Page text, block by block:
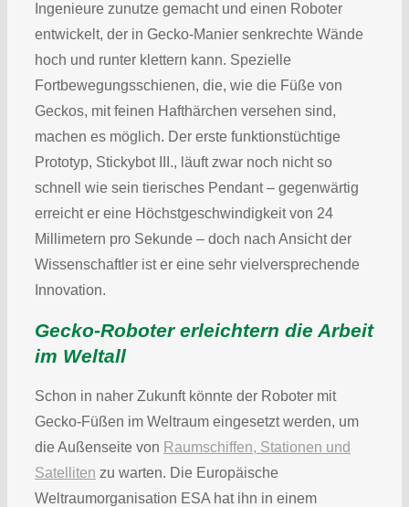
Ingenieure zunutze gemacht und einen Roboter
entwickelt, der in Gecko-Manier senkrechte Wände
hoch und runter klettern kann. Spezielle
Fortbewegungsschienen, die, wie die Füße von
Geckos, mit feinen Hafthärchen versehen sind,
machen es möglich. Der erste funktionstüchtige
Prototyp, Stickybot III., läuft zwar noch nicht so
schnell wie sein tierisches Pendant – gegenwärtig
erreicht er eine Höchstgeschwindigkeit von 24
Millimetern pro Sekunde – doch nach Ansicht der
Wissenschaftler ist er eine sehr vielversprechende
Innovation.
Gecko-Roboter erleichtern die Arbeit
im Weltall
Schon in naher Zukunft könnte der Roboter mit
Gecko-Füßen im Weltraum eingesetzt werden, um
die Außenseite von Raumschiffen, Stationen und
Satelliten zu warten. Die Europäische
Weltraumorganisation ESA hat ihn in einem